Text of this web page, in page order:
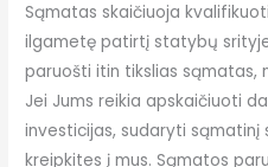
Sąmatas skaičiuoja
ilgametę patirtį statybų
paruošti itin tikslias sąmatas,
Jei Jums reikia apskaičiuoti
investicijas, sudaryti
kreipkites į mus. Sąmatos